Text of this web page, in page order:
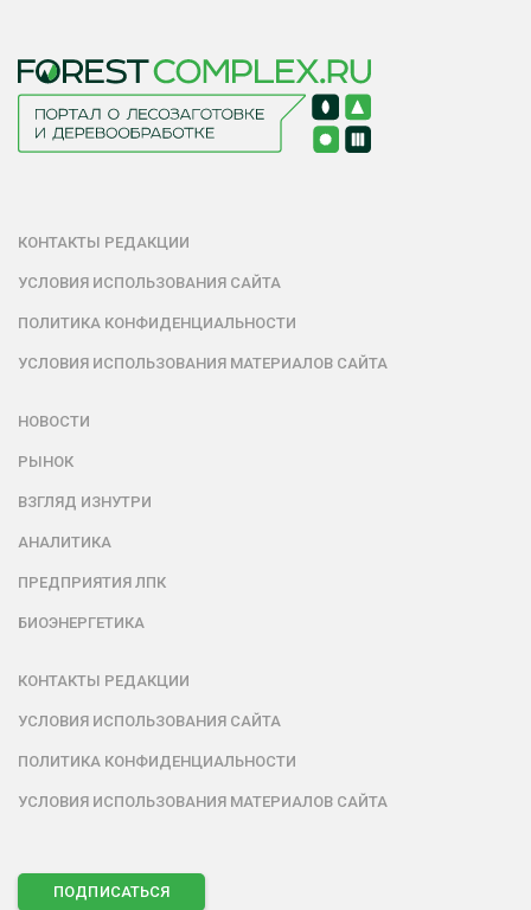
КОНТАКТЫ РЕДАКЦИИ
УСЛОВИЯ ИСПОЛЬЗОВАНИЯ САЙТА
ПОЛИТИКА КОНФИДЕНЦИАЛЬНОСТИ
УСЛОВИЯ ИСПОЛЬЗОВАНИЯ МАТЕРИАЛОВ САЙТА
НОВОСТИ
РЫНОК
ВЗГЛЯД ИЗНУТРИ
АНАЛИТИКА
ПРЕДПРИЯТИЯ ЛПК
БИОЭНЕРГЕТИКА
КОНТАКТЫ РЕДАКЦИИ
УСЛОВИЯ ИСПОЛЬЗОВАНИЯ САЙТА
ПОЛИТИКА КОНФИДЕНЦИАЛЬНОСТИ
УСЛОВИЯ ИСПОЛЬЗОВАНИЯ МАТЕРИАЛОВ САЙТА
ПОДПИСАТЬСЯ